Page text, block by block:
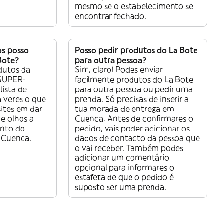
mesmo se o estabelecimento se
encontrar fechado.
posso
da
de
o que
em dar
olhos a
do
Posso pedir produtos do La Bote
para outra pessoa?
Sim, claro! Podes enviar
facilmente produtos do La Bote
para outra pessoa ou pedir uma
prenda. Só precisas de inserir a
tua morada de entrega em
Cuenca. Antes de confirmares o
pedido, vais poder adicionar os
dados de contacto da pessoa que
o vai receber. Também podes
adicionar um comentário
opcional para informares o
estafeta de que o pedido é
suposto ser uma prenda.